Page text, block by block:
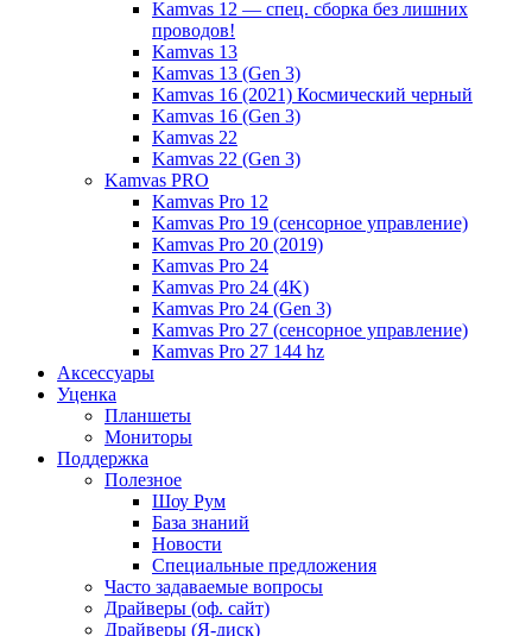
Kamvas 12 — спец. сборка без лишних
проводов!
Kamvas 13
Kamvas 13 (Gen 3)
Kamvas 16 (2021) Космический черный
Kamvas 16 (Gen 3)
Kamvas 22
Kamvas 22 (Gen 3)
Kamvas PRO
Kamvas Pro 12
Kamvas Pro 19 (сенсорное управление)
Kamvas Pro 20 (2019)
Kamvas Pro 24
Kamvas Pro 24 (4K)
Kamvas Pro 24 (Gen 3)
Kamvas Pro 27 (сенсорное управление)
Kamvas Pro 27 144 hz
Аксессуары
Уценка
Планшеты
Мониторы
Поддержка
Полезное
Шоу Рум
База знаний
Новости
Специальные предложения
Часто задаваемые вопросы
Драйверы (оф. сайт)
Драйверы (Я-диск)